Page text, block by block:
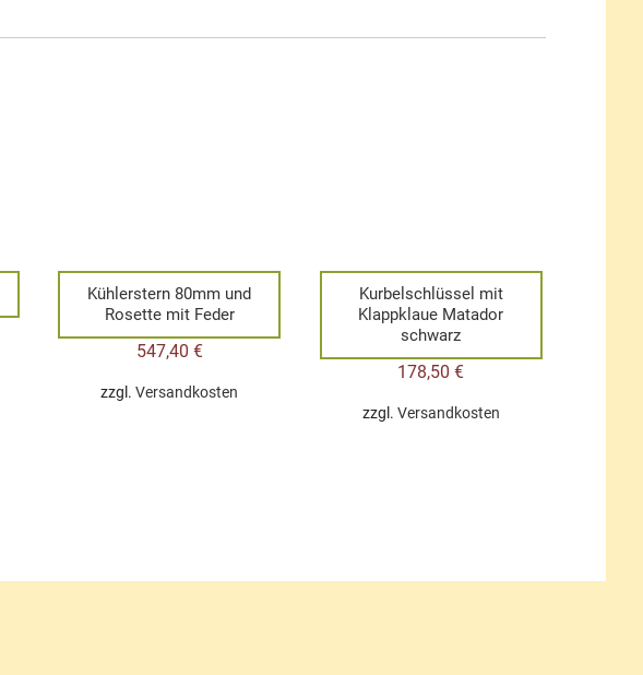
Kühlerstern 80mm und
Rosette mit Feder
547,40 €
zzgl.Versandkosten
Kurbelschlüssel mit
Klappklaue Matador
schwarz
178,50€
zzgl. Versandkosten